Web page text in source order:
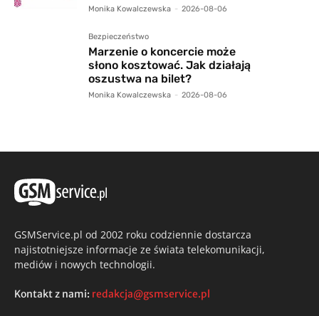
Monika Kowalczewska - 2026-08-06
Bezpieczeństwo
Marzenie o koncercie może
słono kosztować. Jak działają
oszustwa na bilet?
Monika Kowalczewska - 2026-08-06
GSMService.pl od 2002 roku codziennie dostarcza
najistotniejsze informacje ze świata telekomunikacji,
mediów i nowych technologii.
Kontakt z nami: redakcja@gsmservice.pl